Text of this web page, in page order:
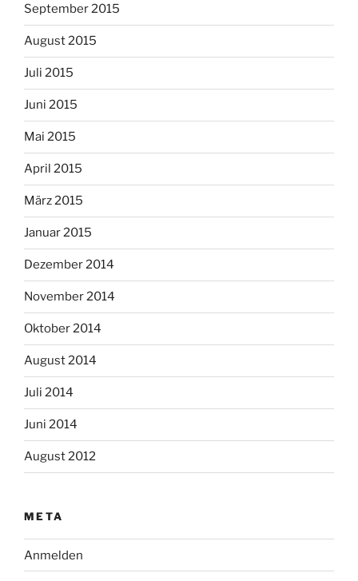
September 2015
August 2015
Juli 2015
Juni 2015
Mai 2015
April 2015
März 2015
Januar 2015
Dezember 2014
November 2014
Oktober 2014
August 2014
Juli 2014
Juni 2014
August 2012
META
Anmelden